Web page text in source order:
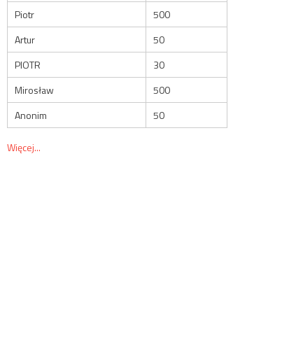
Piotr
500
Artur
50
PIOTR
30
Mirosław
500
Anonim
50
Więcej...